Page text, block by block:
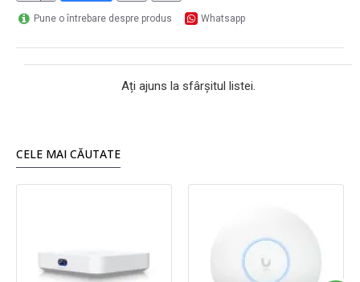
Pune o întrebare despre produs Whatsapp
Ați ajuns la sfârșitul listei.
CELE MAI CĂUTATE